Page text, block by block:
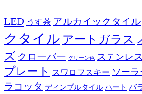
LED うす茶 アルカイックタイル
クタイル アートガラス
ズ クローバー グリーン色 ステンレス
プレート
スワロフスキー ソー
ラコッタ ディンプルタイル ハート バ